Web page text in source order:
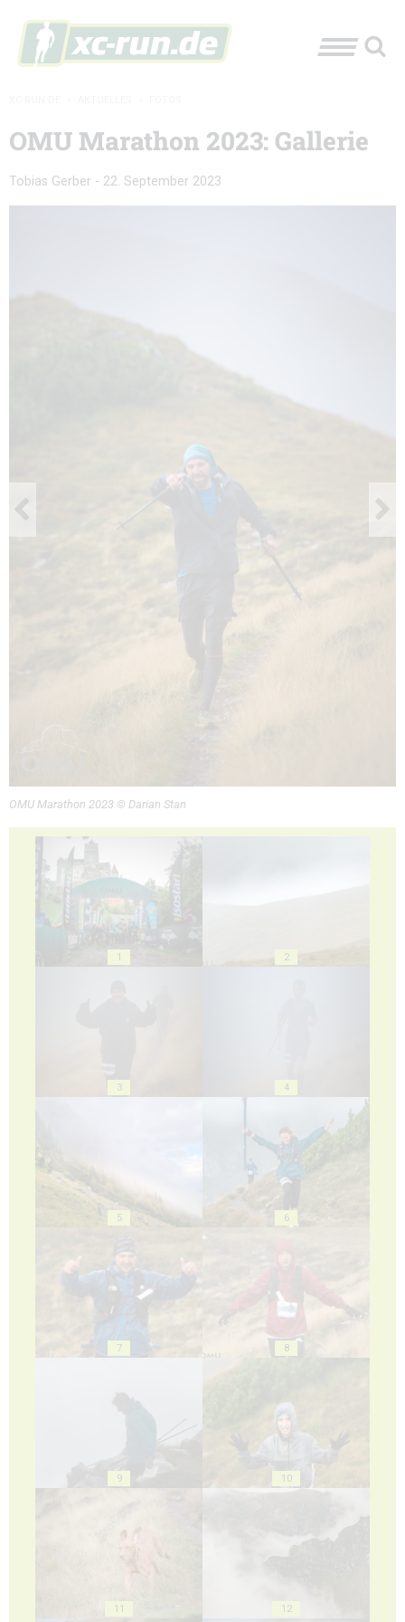
OMU Marathon 2023: Gallerie
Tobias Gerber - 22. September 2023
OMU Marathon 2023 © Darian Stan
1 2
3 4
5 6
7 8
9 10
11 12